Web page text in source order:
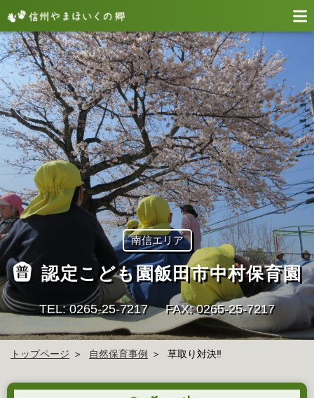
南信エリア
認定こども園飯田市中村保育園
TEL: 0265-25-7217 FAX: 0265-25-7217
トップページ 自然保育事例 草取り対決‼